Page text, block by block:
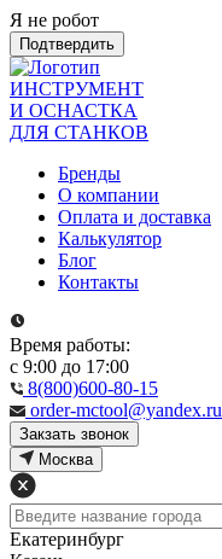
Я не робот
Подтвердить
ИНСТРУМЕНТ
И ОСНАСТКА
ДЛЯ СТАНКОВ
Бренды
О компании
Оплата и доставка
Калькулятор
Блог
Контакты
Время работы:
с 9:00 до 17:00
8(800)600-80-15
order-mctool@yandex.ru
Закзать звонок
Москва
Екатеринбург